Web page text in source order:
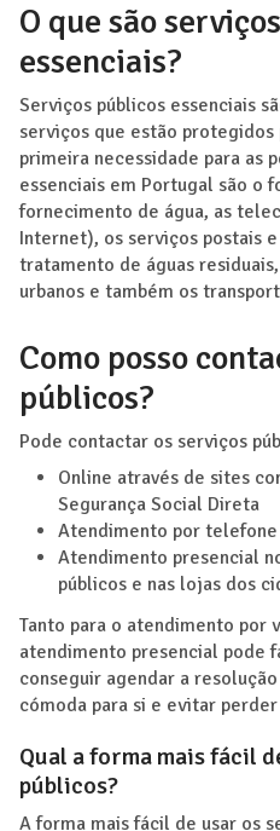
O que são
essenciais?
Serviços públicos essenciais
serviços que estão
primeira necessidade para as
essenciais em Portugal são o
fornecimento de água, as
Internet), os serviços postais
tratamento de águas
urbanos e também os
Como posso
públicos?
Pode contactar os serviços
Online através de sites
Segurança Social Direta
Atendimento por
Atendimento presencial
públicos e nas lojas dos
Tanto para o atendimento por
atendimento presencial pode
conseguir agendar a
cómoda para si e evitar
Qual a forma mais fácil
públicos?
A forma mais fácil de usar os